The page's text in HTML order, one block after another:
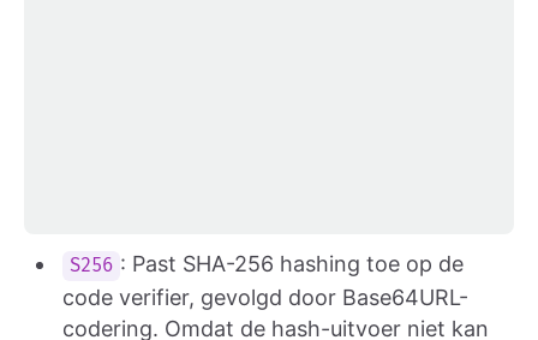
S256 : Past SHA-256 hashing toe op de
code verifier, gevolgd door Base64URL-
codering. Omdat de hash-uitvoer niet kan